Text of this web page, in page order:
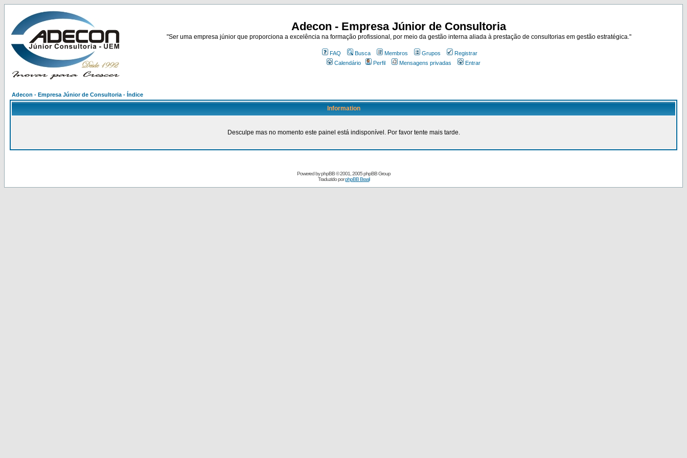
Adecon - Empresa Júnior de Consultoria
"Ser uma empresa júnior que proporciona a excelência na formação profissional, por meio da gestão interna aliada à prestação de consultorias em gestão estratégica."
FAQ Busca Membros Grupos
Registrar
Calendário
Perfil Mensagens privadas Entrar
Adecon - Empresa Júnior de Consultoria - Índice
Information
Desculpe mas no momento este painel está indisponível. Por favor tente mais tarde.
Powered byphpBB© 2001, 2005 phpBB Group
Traduzido porphpBB Brasil